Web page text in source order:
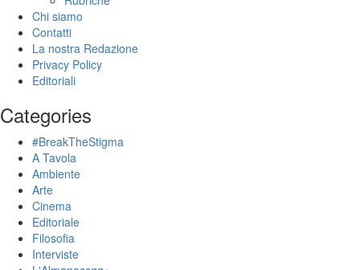
Chi siamo
Contatti
La nostra Redazione
Privacy Policy
Editoriali
Categories
#BreakTheStigma
A Tavola
Ambiente
Arte
Cinema
Editoriale
Filosofia
Interviste